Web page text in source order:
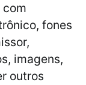
com
fones
imagens,
outros